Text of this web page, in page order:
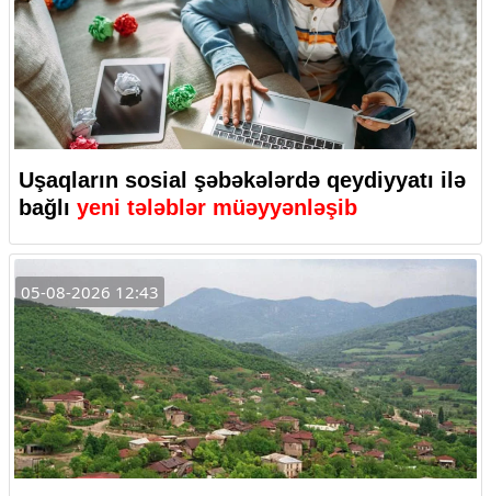
Uşaqların sosial şəbəkələrdə qeydiyyatı ilə
bağlı yeni tələblər müəyyənləşib
05-08-2026 12:43